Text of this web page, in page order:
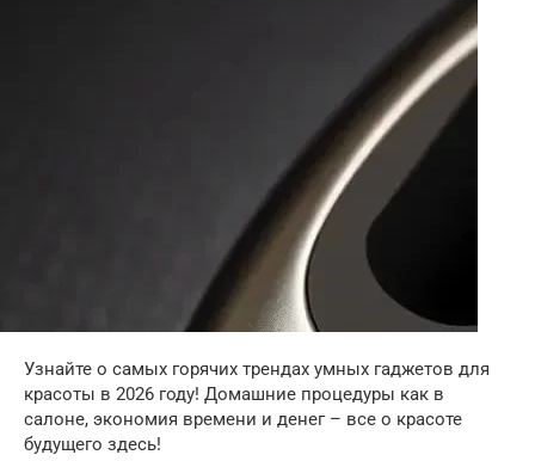
Узнайте о самых горячих трендах умных гаджетов для
красоты в 2026 году! Домашние процедуры как в
салоне, экономия времени и денег – все о красоте
будущего здесь!